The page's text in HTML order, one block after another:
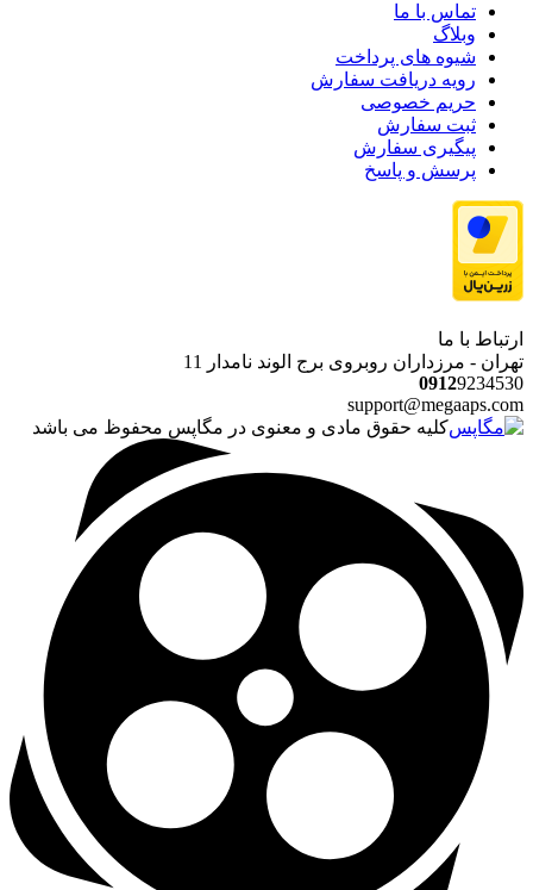
تماس با ما
وبلاگ
شیوه های پرداخت
رویه دریافت سفارش
حریم خصوصی
ثبت سفارش
پیگیری سفارش
پرسش و پاسخ
ارتباط با ما
تهران - مرزداران روبروی برج الوند نامدار 11
09129234530
support@megaaps.com
کلیه حقوق مادی و معنوی در مگاپس محفوظ می باشد